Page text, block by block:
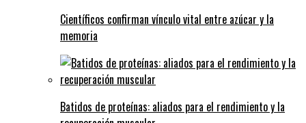
Científicos confirman vínculo vital entre azúcar y la
memoria
Batidos de proteínas: aliados para el rendimiento y la